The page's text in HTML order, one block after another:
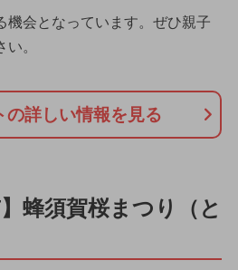
機会となっています。ぜひ親子
。
の詳しい情報を見る
】蜂須賀桜まつり（と